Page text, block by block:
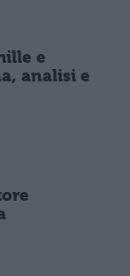
e
analisi e